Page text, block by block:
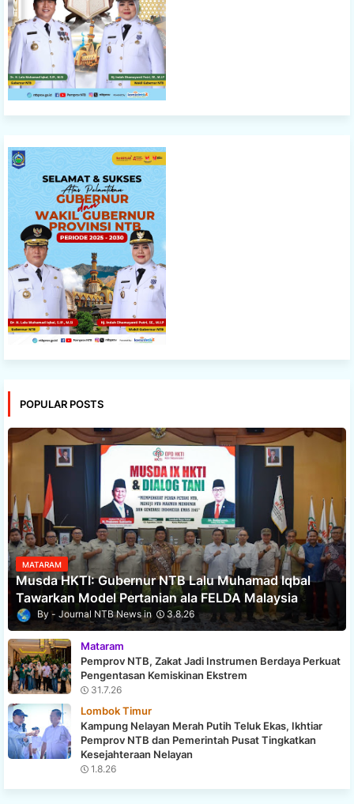
POPULAR POSTS
MATARAM
Musda HKTI: Gubernur NTB Lalu Muhamad Iqbal
Tawarkan Model Pertanian ala FELDA Malaysia
Journal NTB News 3.8.26
Mataram
Pemprov NTB, Zakat Jadi Instrumen Berdaya Perkuat
Pengentasan Kemiskinan Ekstrem
31.7.26
Lombok Timur
Kampung Nelayan Merah Putih Teluk Ekas, Ikhtiar
Pemprov NTB dan Pemerintah Pusat Tingkatkan
Kesejahteraan Nelayan
1.8.26